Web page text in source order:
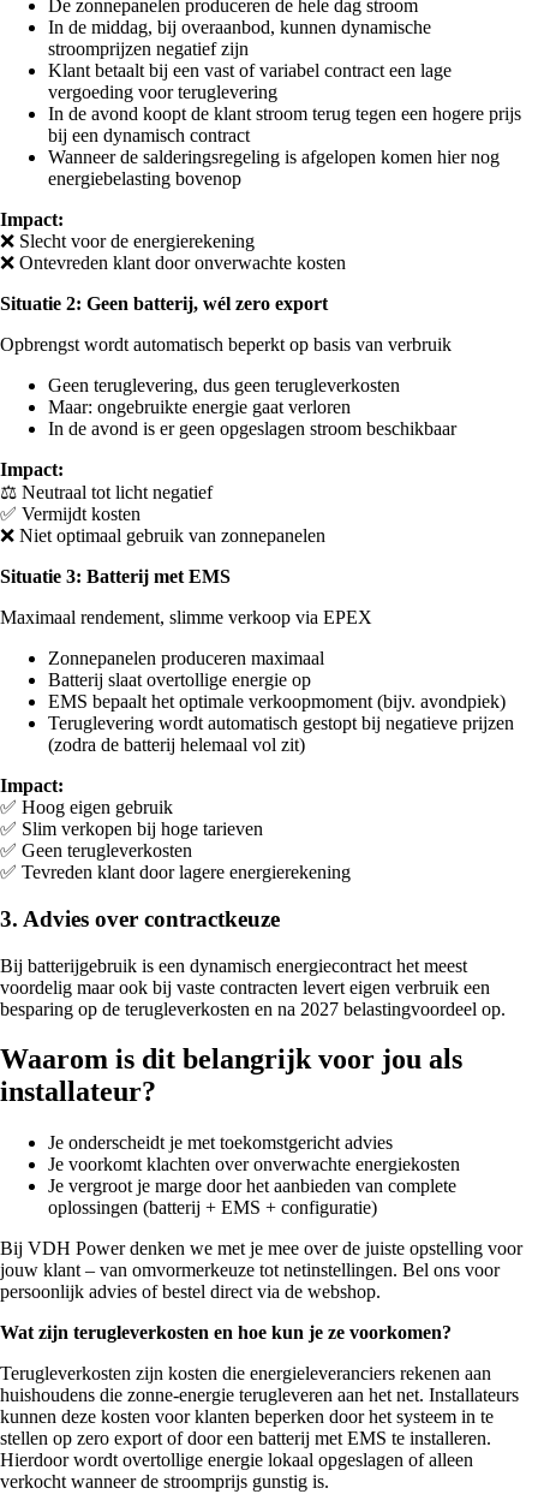
De zonnepanelen produceren de hele dag stroom
In de middag, bij overaanbod, kunnen dynamische
stroomprijzen negatief zijn
Klant betaalt bij een vast of variabel contract een lage
vergoeding voor teruglevering
In de avond koopt de klant stroom terug tegen een hogere prijs
bij een dynamisch contract
Wanneer de salderingsregeling is afgelopen komen hier nog
energiebelasting bovenop
Impact:
❌ Slecht voor de energierekening
❌ Ontevreden klant door onverwachte kosten
Situatie 2: Geen batterij, wél zero export
Opbrengst wordt automatisch beperkt op basis van verbruik
Geen teruglevering, dus geen terugleverkosten
Maar: ongebruikte energie gaat verloren
In de avond is er geen opgeslagen stroom beschikbaar
Impact:
⚖️ Neutraal tot licht negatief
✅ Vermijdt kosten
❌ Niet optimaal gebruik van zonnepanelen
Situatie 3: Batterij met EMS
Maximaal rendement, slimme verkoop via EPEX
Zonnepanelen produceren maximaal
Batterij slaat overtollige energie op
EMS bepaalt het optimale verkoopmoment (bijv. avondpiek)
Teruglevering wordt automatisch gestopt bij negatieve prijzen
(zodra de batterij helemaal vol zit)
Impact:
✅ Hoog eigen gebruik
✅ Slim verkopen bij hoge tarieven
✅ Geen terugleverkosten
✅ Tevreden klant door lagere energierekening
3. Advies over contractkeuze
Bij batterijgebruik is een dynamisch energiecontract het meest
voordelig maar ook bij vaste contracten levert eigen verbruik een
besparing op de terugleverkosten en na 2027 belastingvoordeel op.
Waarom is dit belangrijk voor jou als
installateur?
Je onderscheidt je met toekomstgericht advies
Je voorkomt klachten over onverwachte energiekosten
Je vergroot je marge door het aanbieden van complete
oplossingen (batterij + EMS + configuratie)
Bij VDH Power denken we met je mee over de juiste opstelling voor
jouw klant – van omvormerkeuze tot netinstellingen. Bel ons voor
persoonlijk advies of bestel direct via de webshop.
Wat zijn terugleverkosten en hoe kun je ze voorkomen?
Terugleverkosten zijn kosten die energieleveranciers rekenen aan
huishoudens die zonne-energie terugleveren aan het net. Installateurs
kunnen deze kosten voor klanten beperken door het systeem in te
stellen op zero export of door een batterij met EMS te installeren.
Hierdoor wordt overtollige energie lokaal opgeslagen of alleen
verkocht wanneer de stroomprijs gunstig is.